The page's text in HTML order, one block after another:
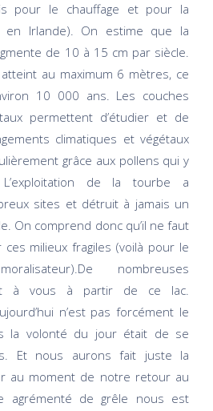
pour le chauffage et pour la
en Irlande). On estime que la
de 10 à 15 cm par siècle.
au maximum 6 mètres, ce
10 000 ans. Les couches
permettent d’étudier et de
climatiques et végétaux
grâce aux pollens qui y
de la tourbe a
sites et détruit à jamais un
On comprend donc qu’il ne faut
milieux fragiles (voilà pour le
nombreuses
à vous à partir de ce lac.
n’est pas forcément le
la volonté du jour était de se
Et nous aurons fait juste la
au moment de notre retour au
agrémenté de grêle nous est